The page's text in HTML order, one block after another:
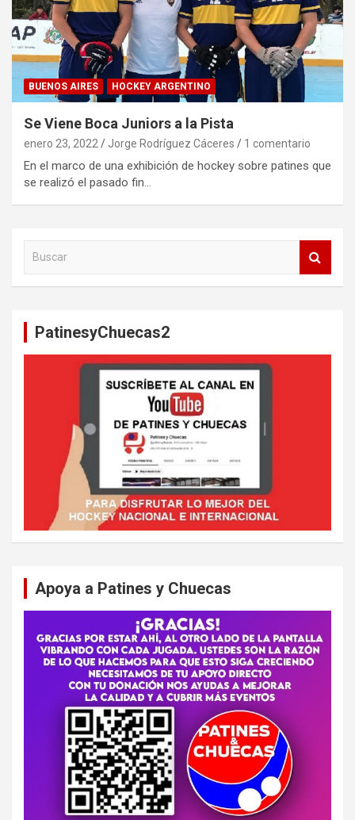
BUENOS AIRES HOCKEY ARGENTINO
Se Viene Boca Juniors a la Pista
enero 23, 2022 Jorge Rodríguez Cáceres 1 comentario
En el marco de una exhibición de hockey sobre patines que
se realizó el pasado fin…
PatinesyChuecas2
Apoya a Patines y Chuecas